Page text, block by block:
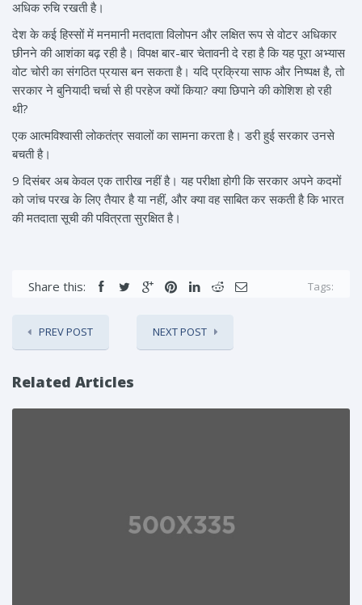
अधिक रुचि रखती है।
देश के कई हिस्सों में मनमानी मतदाता विलोपन और लक्षित रूप से वोटर अधिकार
छीनने की आशंका बढ़ रही है। विपक्ष बार-बार चेतावनी दे रहा है कि यह पूरा अभ्यास
वोट चोरी का संगठित प्रयास बन सकता है। यदि प्रक्रिया साफ और निष्पक्ष है, तो
सरकार ने बुनियादी चर्चा से ही परहेज क्यों किया? क्या छिपाने की कोशिश हो रही
थी?
एक आत्मविश्वासी लोकतंत्र सवालों का सामना करता है। डरी हुई सरकार उनसे
बचती है।
9 दिसंबर अब केवल एक तारीख नहीं है। यह परीक्षा होगी कि सरकार अपने कदमों
को जांच परख के लिए तैयार है या नहीं, और क्या वह साबित कर सकती है कि भारत
की मतदाता सूची की पवित्रता सुरक्षित है।
Share this: Tags:
PREV POST NEXT POST
Related Articles